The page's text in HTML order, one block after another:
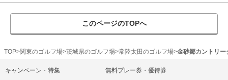
このページのTOPへ
TOP 関東のゴルフ場 茨城県のゴルフ場 常陸太田のゴルフ場 金砂郷カントリー
キャンペーン・特集 無料プレー券・優待券